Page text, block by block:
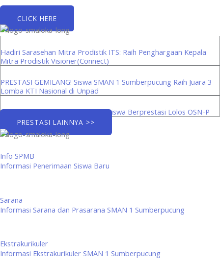
CLICK HERE
Hadiri Sarasehan Mitra Prodistik ITS: Raih Penghargaan Kepala
Mitra Prodistik Visioner(Connect)
PRESTASI GEMILANG! Siswa SMAN 1 Sumberpucung Raih Juara 3
Lomba KTI Nasional di Unpad
Menuju Panggung Provinsi: Tiga Siswa Berprestasi Lolos OSN-P
PRESTASI LAINNYA >>
Info SPMB
Informasi Penerimaan Siswa Baru
Sarana
Informasi Sarana dan Prasarana SMAN 1 Sumberpucung
Ekstrakurikuler
Informasi Ekstrakurikuler SMAN 1 Sumberpucung